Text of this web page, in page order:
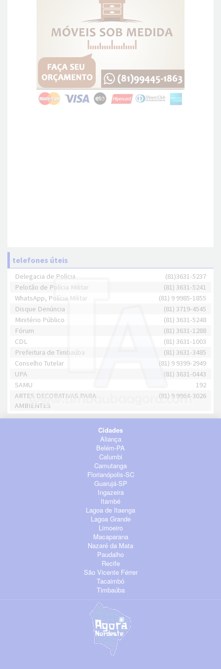
telefones úteis
Delegacia de Polícia
(81)3631-5237
Pelotão de Polícia Militar
(81) 3631-5241
WhatsApp, Polícia Militar
(81) 9 9985-1855
Disque Denúncia
(81) 3719-4545
Minitério Público
(81) 3631-5248
Fórum
(81) 3631-1288
CDL
(81) 3631-1003
Prefeitura de Timbaúba
(81) 3631-3485
Conselho Tutelar
(81) 9 9399-2949
UPA
(81) 3631-0443
SAMU
192
ARTES DECORATIVAS PARA
AMBIENTES
(81) 9 9964-3026
Cidades
Aliança
Belém-PA
Calumbi
Camutanga
Florianópolis-SC
Guarujá-SP
Ingazeira
Itambé
Lagoa de Itaenga
Lagoa Grande
Limoeiro
Macaparana
Nazaré da Mata
Paudalho
Recife
São Vicente Férrer
Tacaimbó
Timbaúba